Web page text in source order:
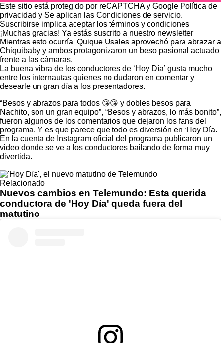
Este sitio está protegido por reCAPTCHA y Google Política de
privacidad y Se aplican las Condiciones de servicio.
Suscribirse implica aceptar los términos y condiciones
¡Muchas gracias! Ya estás suscrito a nuestro newsletter
Mientras esto ocurría, Quique Usales aprovechó para abrazar a
Chiquibaby y ambos protagonizaron un beso pasional actuado
frente a las cámaras.
La buena vibra de los conductores de ‘Hoy Día’ gusta mucho
entre los internautas quienes no dudaron en comentar y
desearle un gran día a los presentadores.
“Besos y abrazos para todos 😘😘 y dobles besos para
Nachito, son un gran equipo”, “Besos y abrazos, lo más bonito”,
fueron algunos de los comentarios que dejaron los fans del
programa. Y es que parece que todo es diversión en ‘Hoy Día.
En la cuenta de Instagram oficial del programa publicaron un
video donde se ve a los conductores bailando de forma muy
divertida.
Relacionado
Nuevos cambios en Telemundo: Esta querida
conductora de 'Hoy Día' queda fuera del
matutino